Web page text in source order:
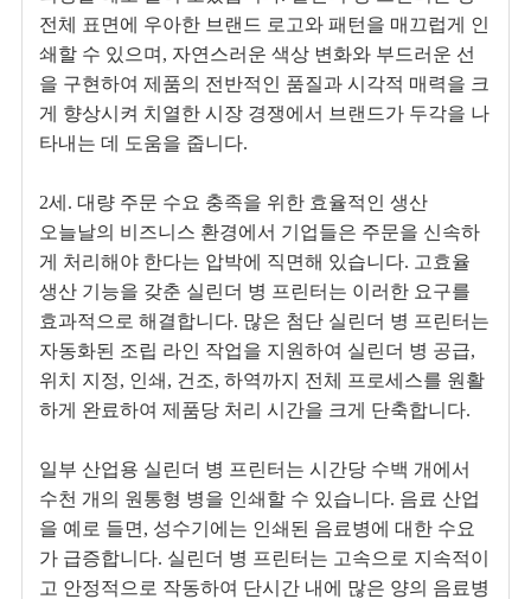
전체 표면에 우아한 브랜드 로고와 패턴을 매끄럽게 인
쇄할 수 있으며, 자연스러운 색상 변화와 부드러운 선
을 구현하여 제품의 전반적인 품질과 시각적 매력을 크
게 향상시켜 치열한 시장 경쟁에서 브랜드가 두각을 나
타내는 데 도움을 줍니다.
2세. 대량 주문 수요 충족을 위한 효율적인 생산
오늘날의 비즈니스 환경에서 기업들은 주문을 신속하
게 처리해야 한다는 압박에 직면해 있습니다. 고효율
생산 기능을 갖춘 실린더 병 프린터는 이러한 요구를
효과적으로 해결합니다. 많은 첨단 실린더 병 프린터는
자동화된 조립 라인 작업을 지원하여 실린더 병 공급,
위치 지정, 인쇄, 건조, 하역까지 전체 프로세스를 원활
하게 완료하여 제품당 처리 시간을 크게 단축합니다.
일부 산업용 실린더 병 프린터는 시간당 수백 개에서
수천 개의 원통형 병을 인쇄할 수 있습니다. 음료 산업
을 예로 들면, 성수기에는 인쇄된 음료병에 대한 수요
가 급증합니다. 실린더 병 프린터는 고속으로 지속적이
고 안정적으로 작동하여 단시간 내에 많은 양의 음료병